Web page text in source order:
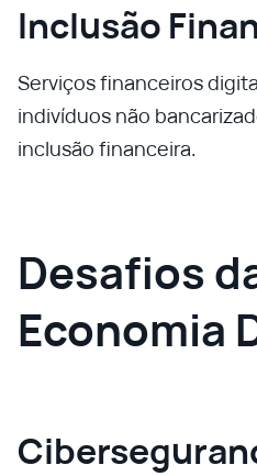
Inclusão
Serviços financeiros
indivíduos não
inclusão financeira.
Desafios
Economia